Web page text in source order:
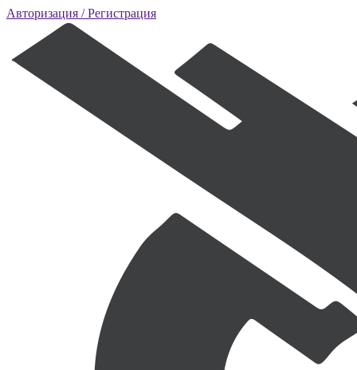
Авторизация / Регистрация